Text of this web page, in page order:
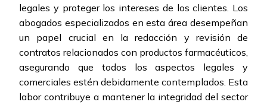
legales y proteger los intereses de los clientes. Los
abogados especializados en esta área desempeñan
un papel crucial en la redacción y revisión de
contratos relacionados con productos farmacéuticos,
asegurando que todos los aspectos legales y
comerciales estén debidamente contemplados. Esta
labor contribuye a mantener la integridad del sector